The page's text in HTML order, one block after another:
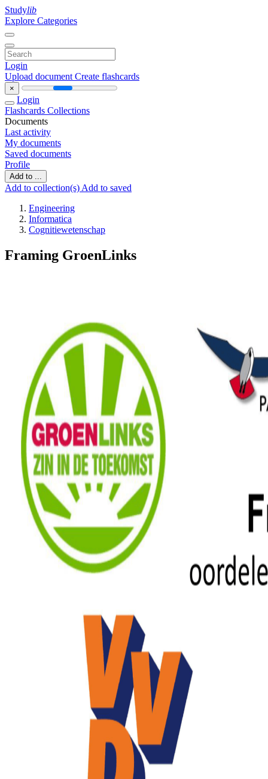
Studylib
Explore Categories
Login
Upload document Create flashcards
×
Login
Flashcards Collections
Documents
Last activity
My documents
Saved documents
Profile
Add to ...
Add to collection(s) Add to saved
Engineering
Informatica
Cognitiewetenschap
Framing GroenLinks